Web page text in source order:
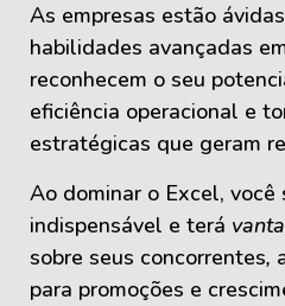
As empresas estão
habilidades avançadas
reconhecem o seu
eficiência operacional e
estratégicas que geram
Ao dominar o Excel, você
indispensável e terá
sobre seus concorrentes,
para promoções e